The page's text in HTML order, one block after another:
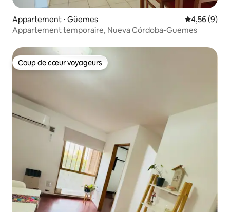
Appartement ⋅ Güemes Évaluation
4,56 (9)
Appartement temporaire, Nueva Córdoba-Guemes
Coup de cœur voyageurs
Coup de cœur voyageurs